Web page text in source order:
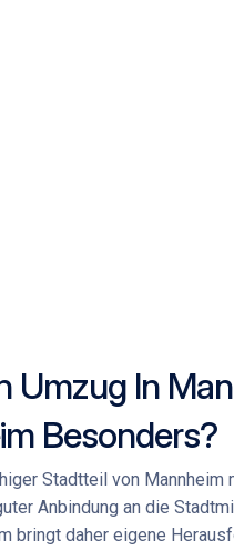
Umzug In
Besonders?
Stadtteil von Mannheim
Anbindung an die
bringt daher eigene